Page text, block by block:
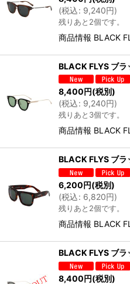
(税込: 9,240円)
残りあと2個です。
商品情報 BLACK
BLACK FLYS ブ
8,400円(税別)
(税込: 9,240円)
残りあと3個です。
商品情報 BLACK
BLACK FLYS ブ
6,200円(税別)
(税込: 6,820円)
残りあと2個です。
商品情報 BLACK
BLACK FLYS ブ
8,400円(税別)